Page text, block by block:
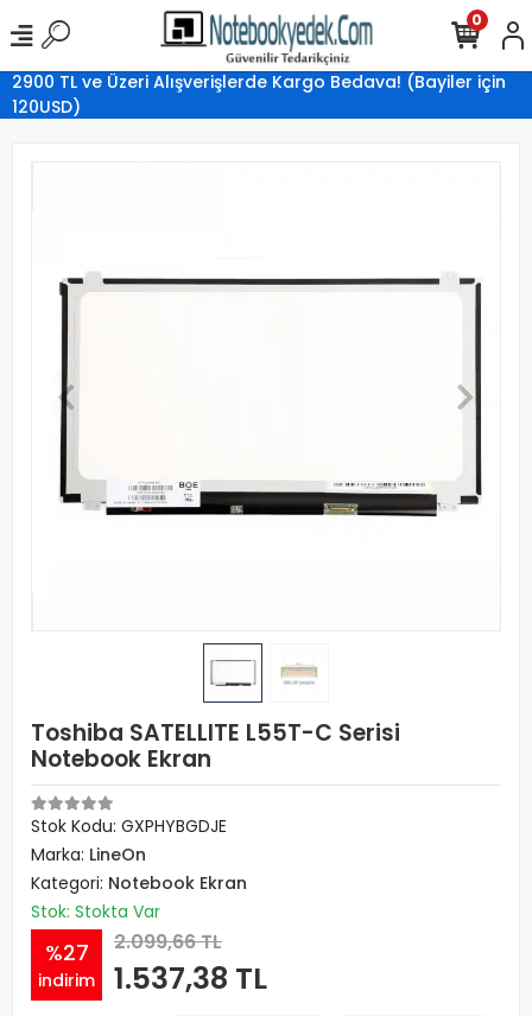
2900 TL ve Üzeri Alışverişlerde Kargo Bedava! (Bayiler için
120USD)
0
Toshiba SATELLITE L55T-C Serisi
Notebook Ekran
Stok Kodu: GXPHYBGDJE
Marka: LineOn
Kategori: Notebook Ekran
Stok: Stokta Var
%27
indirim
2.099,66 TL
1.537,38 TL